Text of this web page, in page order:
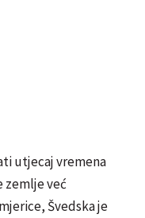
utjecaj vremena
zemlje već
Švedska je